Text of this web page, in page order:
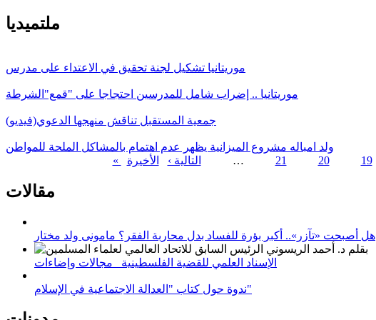
ملتميديا
موريتانيا تشكيل لجنة تحقيق في الاعتداء على مدرس
موريتانيا .. إضراب شامل للمدرسين احتجاجا على "قمع"الشرطة
جمعية المستقبل تناقش منهجها الدعوي(فيديو)
ولد امباله مشروع الميزانية يظهر عدم اهتمام بالمشاكل الملحة للمواطن
19
20
21
… التالية ›
مقالات
هل أصبحت «تآزر».. أكبر بؤرة للفساد بدل محاربة الفقر؟ مامونى ولد مختار
الإسناد العلمي للقضية الفلسطينية_ مجالات وإضاءات
ندوة حول كتاب "العدالة الاجتماعية في الإسلام"